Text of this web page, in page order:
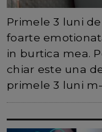
Primele 3 luni
foarte
in burtica mea.
chiar este una
primele 3 luni